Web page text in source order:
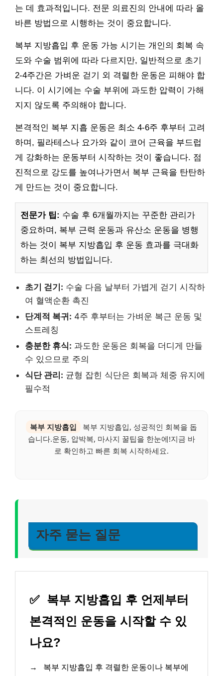
는 데 효과적입니다. 전문 의료진의 안내에 따라 올
바른 방법으로 시행하는 것이 중요합니다.
복부 지방흡입 후 운동 가능 시기는 개인의 회복 속
도와 수술 범위에 따라 다르지만, 일반적으로 초기
2-4주간은 가벼운 걷기 외 격렬한 운동은 피해야 합
니다. 이 시기에는 수술 부위에 과도한 압력이 가해
지지 않도록 주의해야 합니다.
본격적인 복부 지흡 운동은 최소 4-6주 후부터 고려
하며, 필라테스나 요가와 같이 코어 근육을 부드럽
게 강화하는 운동부터 시작하는 것이 좋습니다. 점
진적으로 강도를 높여나가면서 복부 근육을 탄탄하
게 만드는 것이 중요합니다.
전문가 팁: 수술 후 6개월까지는 꾸준한 관리가
중요하며, 복부 근력 운동과 유산소 운동을 병행
하는 것이 복부 지방흡입 후 운동 효과를 극대화
하는 최선의 방법입니다.
초기 걷기: 수술 다음 날부터 가볍게 걷기 시작하
여 혈액순환 촉진
단계적 복귀: 4주 후부터는 가벼운 복근 운동 및
스트레칭
충분한 휴식: 과도한 운동은 회복을 더디게 만들
수 있으므로 주의
식단 관리: 균형 잡힌 식단은 회복과 체중 유지에
필수적
복부 지방흡입
복부 지방흡입, 성공적인 회복을 돕
습니다.운동, 압박복, 마사지 꿀팁을 한눈에!지금 바
로 확인하고 빠른 회복 시작하세요.
자주 묻는 질문
✅ 복부 지방흡입 후 언제부터
본격적인 운동을 시작할 수 있
나요?
→
복부 지방흡입 후 격렬한 운동이나 복부에